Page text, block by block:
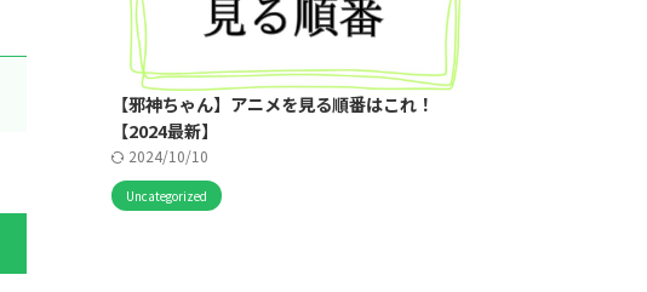
【邪神ちゃん】アニメを見る順番はこれ！
【2024最新】
2024/10/10
Uncategorized